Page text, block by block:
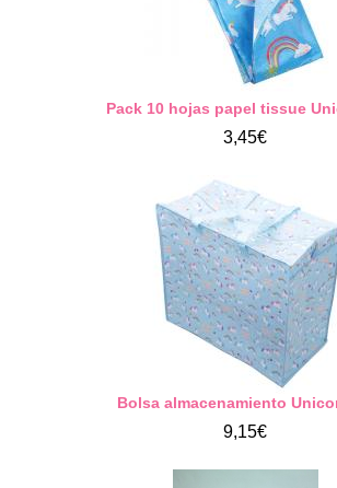
Pack 10 hojas papel tissue
3,45€
Bolsa almacenamiento
9,15€